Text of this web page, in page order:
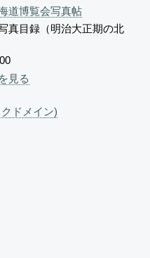
道博覧会写真帖
真目録（明治大正期の北
見る
ドメイン)